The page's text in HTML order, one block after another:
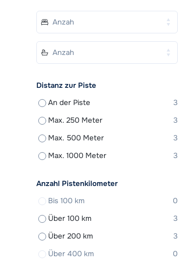
Distanz zur Piste
An der Piste
3
Max. 250 Meter
3
Max. 500 Meter
3
Max. 1000 Meter
3
Anzahl Pistenkilometer
Bis 100 km
0
Über 100 km
3
Über 200 km
3
Über 400 km
0